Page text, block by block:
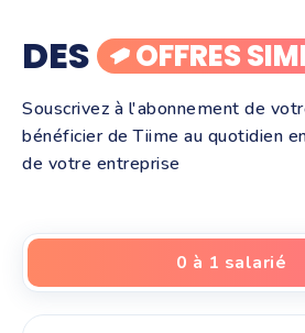
DES OFFRES
Souscrivez à l'abonnement de
bénéficier de Tiime au quotidien
de votre entreprise
0 à 1 salarié